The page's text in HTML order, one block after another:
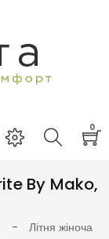
0
By Mako,
Літня жіноча